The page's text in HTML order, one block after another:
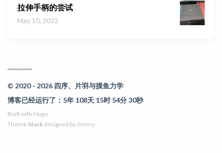
拉伸手柄的尝试
May 10, 2022
© 2020 - 2026 四序、片羽与摸鱼力学
博客已经运行了：5年 108天 15时 54分 30秒
Built with Hugo
Theme Stack designed byJimmy